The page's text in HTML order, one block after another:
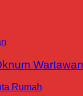
Wartawan